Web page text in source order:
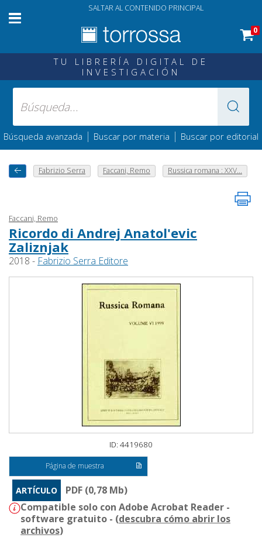
SALTAR AL CONTENIDO PRINCIPAL
0
TU LIBRERÍA DIGITAL DE
INVESTIGACIÓN
Búsqueda avanzada | Buscar por materia | Buscar por editorial
Fabrizio Serra Faccani, Remo Russica romana : XXV...
Faccani, Remo
Ricordo di Andrej Anatol'evic
Zaliznjak
2018 - Fabrizio Serra Editore
ID: 4419680
Página de muestra
ARTÍCULO
PDF (0,78 Mb)
Compatible solo con Adobe Acrobat Reader -
software gratuito - (descubra cómo abrir los
archivos)